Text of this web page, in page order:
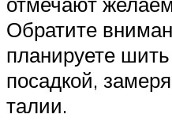
Обратите
планируете
посадкой,
талии.